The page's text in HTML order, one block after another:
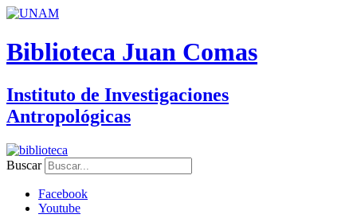
Biblioteca Juan Comas
Instituto de Investigaciones
Antropológicas
Buscar
Facebook
Youtube